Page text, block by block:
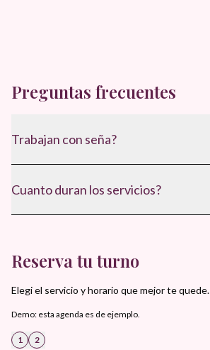
Preguntas frecuentes
Trabajan con seña?
Cuanto duran los servicios?
Reserva tu turno
Elegi el servicio y horario que mejor te quede.
Demo: esta agenda es de ejemplo.
1 2